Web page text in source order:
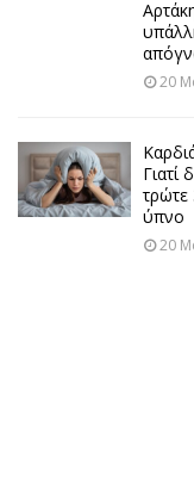
20
Γιατί
τρώτε
ύπνο
20